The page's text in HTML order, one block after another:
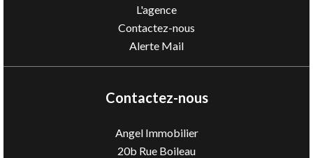
L'agence
Contactez-nous
Alerte Mail
Contactez-nous
Angel Immobilier
20b Rue Boileau